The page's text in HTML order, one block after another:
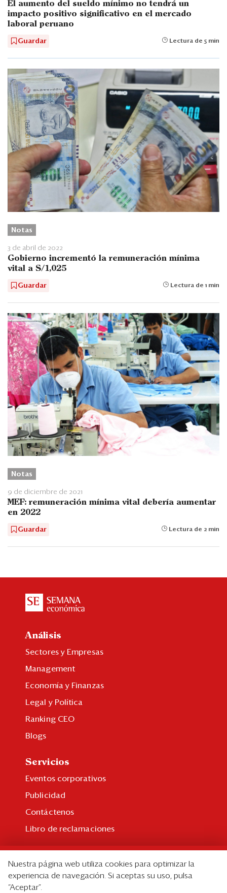
El aumento del sueldo mínimo no tendrá un
impacto positivo significativo en el mercado
laboral peruano
Guardar Lectura de 5 min
Notas
3 de abril de 2022
Gobierno incrementó la remuneración mínima
vital a S/1,025
Guardar Lectura de 1 min
Notas
9 de diciembre de 2021
MEF: remuneración mínima vital debería aumentar
en 2022
Guardar Lectura de 2 min
Análisis
Sectores y Empresas
Management
Economía y Finanzas
Legal y Política
Ranking CEO
Blogs
Servicios
Eventos corporativos
Publicidad
Contáctenos
Libro de reclamaciones
Suscripción individual
Paquetes corporativos
Nuestra página web utiliza cookies para optimizar la
experiencia de navegación. Si aceptas su uso, pulsa
“Aceptar”.